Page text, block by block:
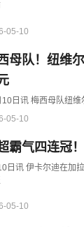
05-10
母队！纽维
日讯 梅西母队纽
05-10
霸气四连冠
日讯 伊卡尔迪在加
05-10